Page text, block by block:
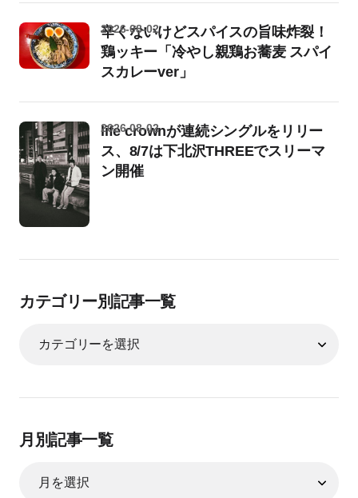
辛くないけどスパイスの旨味炸裂！
鶏ッキー「冷やし親鶏お蕎麦 スパイ
スカレーver」
2026-08-02
life crownが連続シングルをリリー
ス、8/7は下北沢THREEでスリーマ
ン開催
2026-08-02
カテゴリー別記事一覧
月別記事一覧